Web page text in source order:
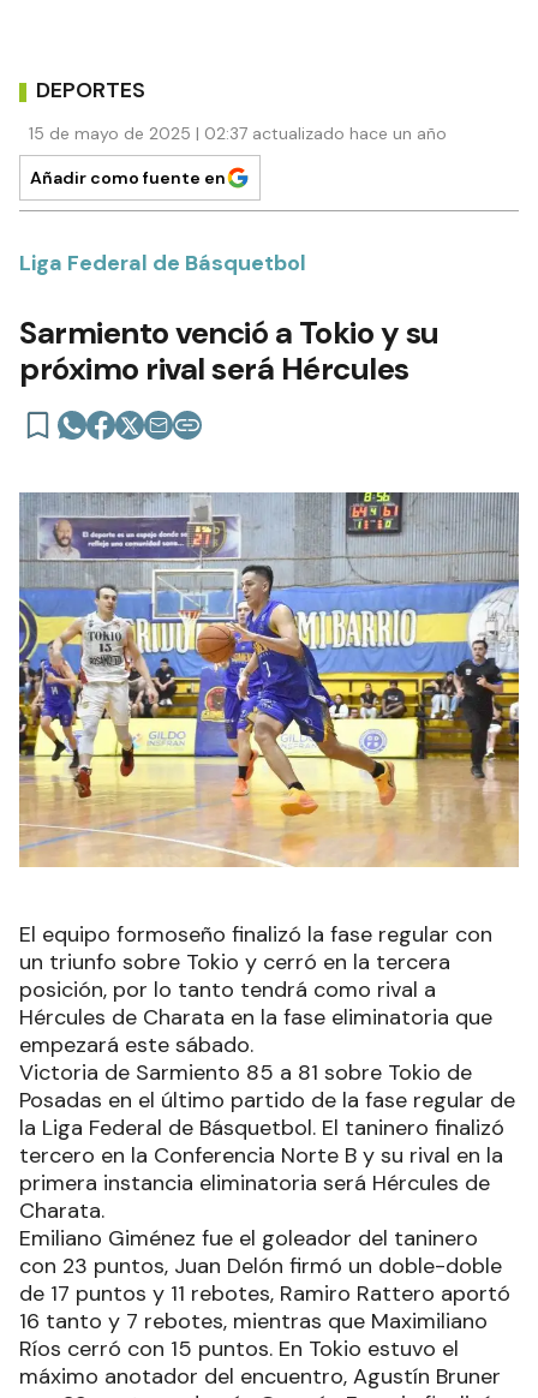
DEPORTES
15 de mayo de 2025 | 02:37 actualizado hace un año
Añadir como fuente en
Liga Federal de Básquetbol
Sarmiento venció a Tokio y su
próximo rival será Hércules
El equipo formoseño finalizó la fase regular con
un triunfo sobre Tokio y cerró en la tercera
posición, por lo tanto tendrá como rival a
Hércules de Charata en la fase eliminatoria que
empezará este sábado.
Victoria de Sarmiento 85 a 81 sobre Tokio de
Posadas en el último partido de la fase regular de
la Liga Federal de Básquetbol. El taninero finalizó
tercero en la Conferencia Norte B y su rival en la
primera instancia eliminatoria será Hércules de
Charata.
Emiliano Giménez fue el goleador del taninero
con 23 puntos, Juan Delón firmó un doble-doble
de 17 puntos y 11 rebotes, Ramiro Rattero aportó
16 tanto y 7 rebotes, mientras que Maximiliano
Ríos cerró con 15 puntos. En Tokio estuvo el
máximo anotador del encuentro, Agustín Bruner